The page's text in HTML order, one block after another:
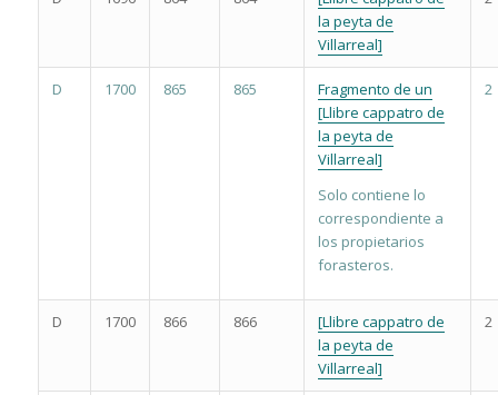
la peyta de
Villarreal]
D 1700 865 865
Fragmento de un
[Llibre cappatro de
la peyta de
Villarreal]
Solo contiene lo
correspondiente a
los propietarios
forasteros.
2
D 1700 866 866
[Llibre cappatro de
la peyta de
Villarreal]
2